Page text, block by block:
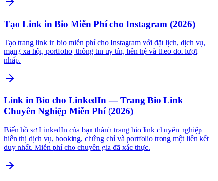
Tạo Link in Bio Miễn Phí cho Instagram (2026)
Tạo trang link in bio miễn phí cho Instagram với đặt lịch, dịch vụ,
mạng xã hội, portfolio, thông tin uy tín, liên hệ và theo dõi lượt
nhấp.
Link in Bio cho LinkedIn — Trang Bio Link
Chuyên Nghiệp Miễn Phí (2026)
Biến hồ sơ LinkedIn của bạn thành trang bio link chuyên nghiệp —
hiển thị dịch vụ, booking, chứng chỉ và portfolio trong một liên kết
duy nhất. Miễn phí cho chuyên gia đã xác thực.